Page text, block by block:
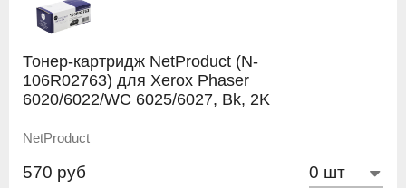
Тонер-картридж NetProduct (N-
106R02763) для Xerox Phaser
6020/6022/WC 6025/6027, Bk, 2K
NetProduct
570 руб